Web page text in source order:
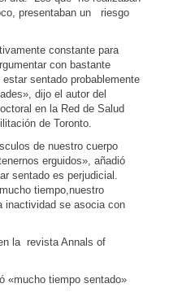
presentaban un riesgo
constante para
con bastante
sentado probablemente
dijo el autor del
en la Red de Salud
de Toronto.
de nuestro cuerpo
erguidos», añadió
sentado es perjudicial.
tiempo,nuestro
inactividad se asocia con
la revista Annals of
«mucho tiempo sentado»